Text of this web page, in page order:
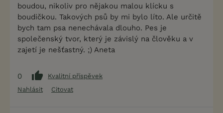
boudou, nikoliv pro nějakou malou klícku s
boudičkou. Takových psů by mi bylo líto. Ale určitě
bych tam psa nenechávala dlouho. Pes je
společenský tvor, který je závislý na člověku a v
zajetí je nešťastný. ;) Aneta
0
Kvalitní příspěvek
Nahlásit
Citovat